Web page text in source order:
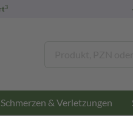
3
Schmerzen & Verletzungen